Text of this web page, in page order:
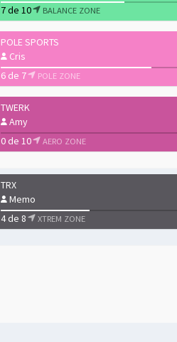
7 de 10
BALANCE ZONE
POLE SPORTS
Cris
6 de 7
POLE ZONE
TWERK
Amy
0 de 10
AERO ZONE
TRX
Memo
4 de 8
XTREM ZONE